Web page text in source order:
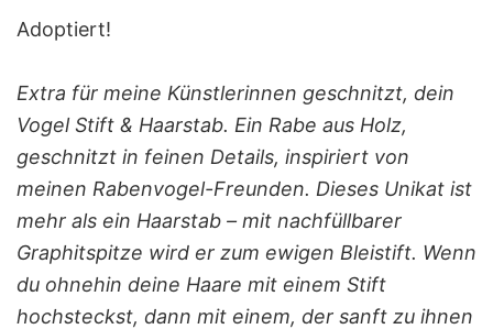
Adoptiert!
Extra für meine Künstlerinnen geschnitzt, dein
Vogel Stift & Haarstab. Ein Rabe aus Holz,
geschnitzt in feinen Details, inspiriert von
meinen Rabenvogel-Freunden. Dieses Unikat ist
mehr als ein Haarstab – mit nachfüllbarer
Graphitspitze wird er zum ewigen Bleistift. Wenn
du ohnehin deine Haare mit einem Stift
hochsteckst, dann mit einem, der sanft zu ihnen